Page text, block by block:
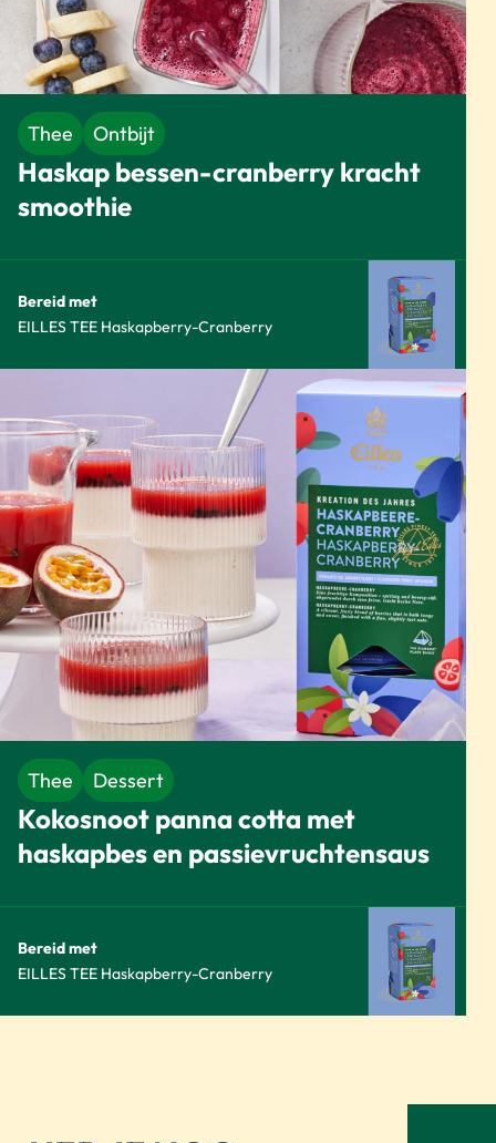
Thee Ontbijt
Haskap bessen-cranberry kracht
smoothie
Bereid met
EILLES TEE Haskapberry-Cranberry
Thee Dessert
Kokosnoot panna cotta met
haskapbes en passievruchtensaus
Bereid met
EILLES TEE Haskapberry-Cranberry